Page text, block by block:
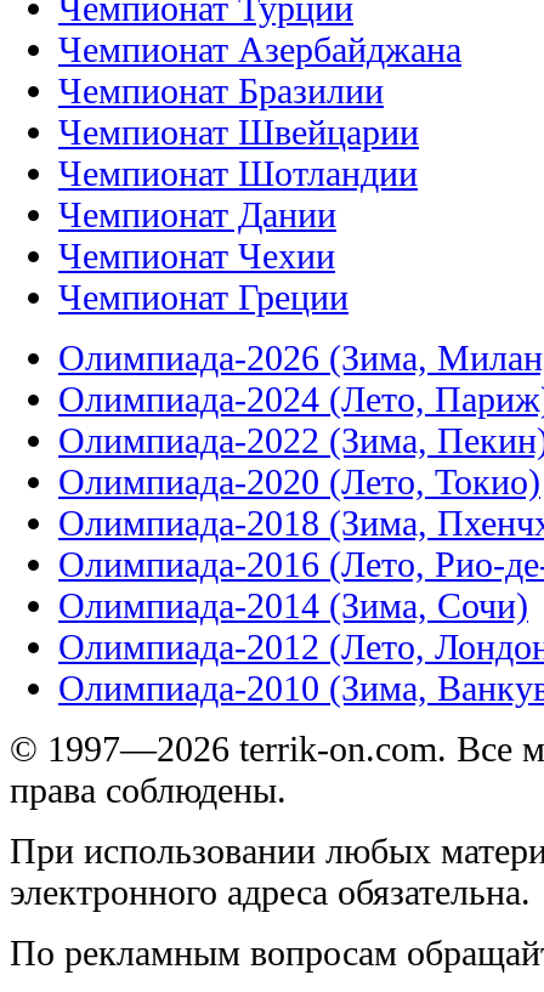
Чемпионат Турции
Чемпионат Азербайджана
Чемпионат Бразилии
Чемпионат Швейцарии
Чемпионат Шотландии
Чемпионат Дании
Чемпионат Чехии
Чемпионат Греции
Олимпиада-2026 (Зима,
Олимпиада-2024 (Лето,
Олимпиада-2022 (Зима,
Олимпиада-2020 (Лето, Токио)
Олимпиада-2018 (Зима,
Олимпиада-2016 (Лето, Рио-
Олимпиада-2014 (Зима, Сочи)
Олимпиада-2012 (Лето,
Олимпиада-2010 (Зима,
© 1997—2026 terrik-on.com. Все
права соблюдены.
При использовании любых
электронного адреса обязательна.
По рекламным вопросам